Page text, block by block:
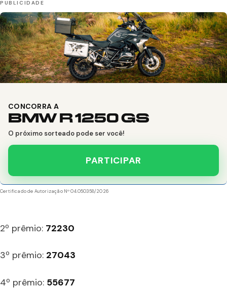
CONCORRA A
BMW R 1250 GS
O próximo sorteado pode ser você!
PARTICIPAR
Certificado de Autorização Nº 04.050358/2026
2º prêmio: 72230
3º prêmio: 27043
4º prêmio: 55677